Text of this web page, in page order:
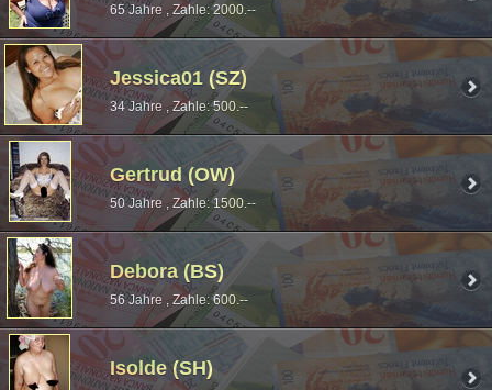
65 Jahre , Zahle: 2000.--
Jessica01 (SZ)
34 Jahre , Zahle: 500.--
Gertrud (OW)
50 Jahre , Zahle: 1500.--
Debora (BS)
56 Jahre , Zahle: 600.--
Isolde (SH)